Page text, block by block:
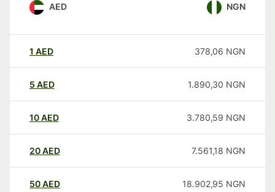
AED NGN
1 AED 378,06 NGN
5 AED 1.890,30 NGN
10AED 3.780,59 NGN
20AED 7.561,18 NGN
50AED 18.902,95 NGN